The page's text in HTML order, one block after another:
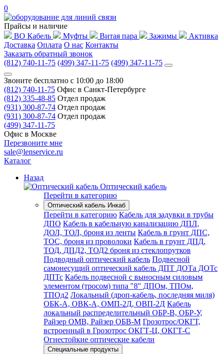
0
Прайсы и наличие
ВО Кабель
Муфты Витая пара Зажимы
Активка
Доставка Оплата О нас Контакты
Заказать обратный звонок
(812) 740-11-75 (499) 347-11-75 (499) 347-11-75
Звоните бесплатно с 10:00 до 18:00
(812) 740-11-75 Офис в Санкт-Петербурге
(812) 335-48-85 Отдел продаж
(931) 300-87-74 Отдел продаж
(931) 300-87-74 Отдел продаж
(499) 347-11-75
Офис в Москве
Перезвоните мне
sale@lenservice.ru
Каталог
Назад
Оптический кабель
Перейти в категорию
Оптический кабель Инкаб
Перейти в категорию Кабель для задувки в трубы
ДПО Кабель в кабельную канализацию ДПЛ,
ДОЛ, ТОЛ, броня из ленты Кабель в грунт ДПС,
ТОС, броня из проволоки Кабель в грунт ДПД,
ТОД, ДПД2, ТОД2 броня из стеклопрутков
Подводный оптический кабель Подвесной
самонесущий оптический кабель ДПТ ДОТа ДОТс
ДПТс Кабель подвесной с выносным силовым
элементом (тросом) типа "8" ДПОм, ТПОм,
ТПОд2 Локальный (дроп-кабель, последняя миля)
ОБК-А, ОВК-А, ОМП-2Д, ОВП-2Д Кабель
локальный распределительный ОБР-В, ОБР-У,
Райзер ОМВ, Райзер ОБВ-М Грозотрос/ОКГТ,
встроенный в Грозотрос ОКГТ-Ц, ОКГТ-С
Огнестойкие оптические кабели
Специальные продукты